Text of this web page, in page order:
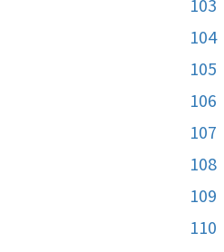
104
105
106
107
108
109
110